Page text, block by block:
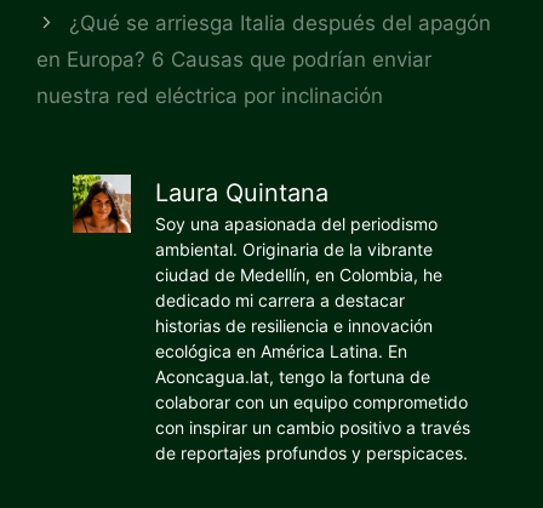
¿Qué se arriesga Italia después del apagón
en Europa? 6 Causas que podrían enviar
nuestra red eléctrica por inclinación
Laura Quintana
Soy una apasionada del periodismo
ambiental. Originaria de la vibrante
ciudad de Medellín, en Colombia, he
dedicado mi carrera a destacar
historias de resiliencia e innovación
ecológica en América Latina. En
Aconcagua.lat, tengo la fortuna de
colaborar con un equipo comprometido
con inspirar un cambio positivo a través
de reportajes profundos y perspicaces.